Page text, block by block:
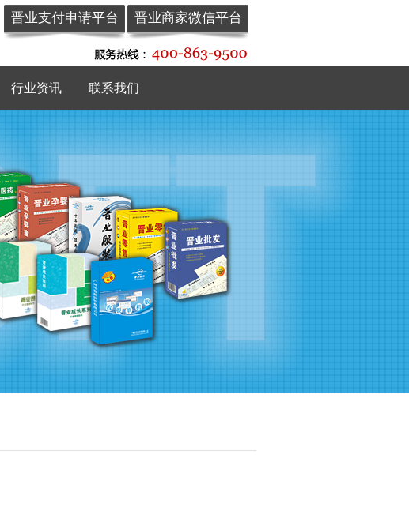
晋业支付申请平台 晋业商家微信平台
行业资讯 联系我们